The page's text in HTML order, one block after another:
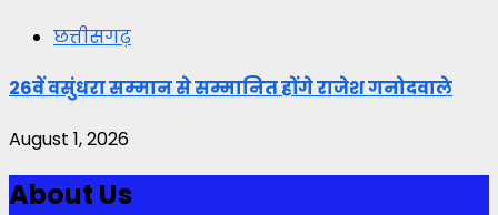
छत्तीसगढ़
26वें वसुंधरा सम्मान से सम्मानित होंगे राजेश गनोदवाले
August 1, 2026
About Us